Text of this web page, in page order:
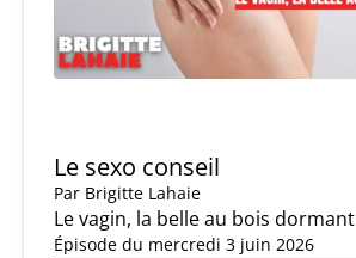
Le sexo conseil
Par Brigitte Lahaie
Le vagin, la belle au bois dormant
Épisode du mercredi 3 juin 2026